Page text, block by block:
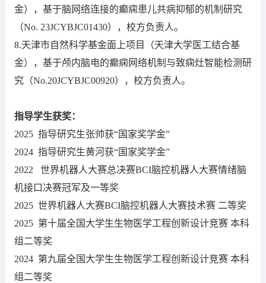
金），基于脑网络连接的癫痫患儿共病抑郁的机制研究
（No. 23JCYBJC01430），校方负责人。
8.天津市自然科学基金面上项目（天津大学医工结合基
金），基于颅内脑电的癫痫网络机制与致痫灶智能检测研
究（No.20JCYBJC00920），校方负责人。
指导学生获奖：
2025 指导研究生张帅获“国家奖学金”
2024 指导研究生黄河获“国家奖学金”
2022 世界机器人大赛总决赛BCI脑控机器人大赛情绪脑
机接口决赛冠军及一等奖
2025 世界机器人大赛BCI脑控机器人大赛技术赛 二等奖
2025 第十届全国大学生生物医学工程创新设计竞赛 本科
组二等奖
2024 第九届全国大学生生物医学工程创新设计竞赛 本科
组二等奖